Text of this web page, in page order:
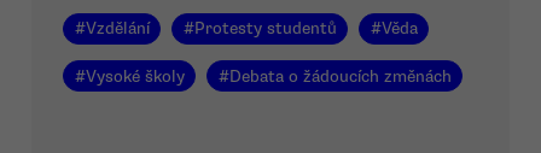
#Vzdělání #Protesty studentů #Věda
#Vysoké školy #Debata o žádoucích změnách